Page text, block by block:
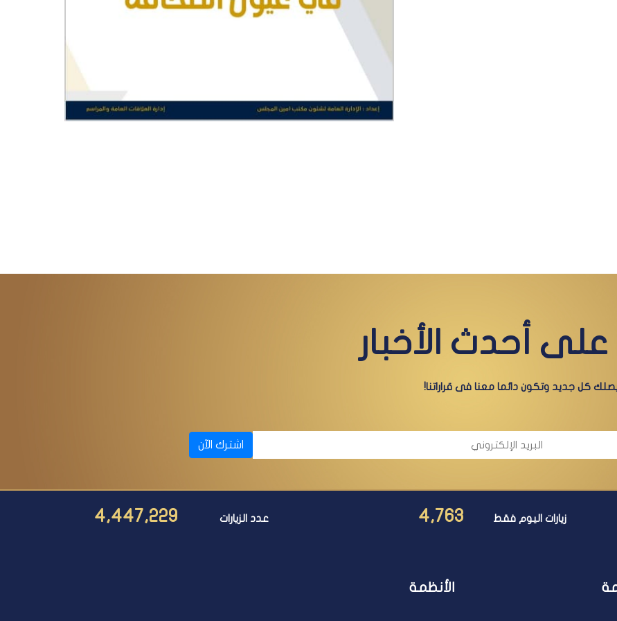
أحدث الأخبار
كل جديد وتكون دائما معنا فى قراراتنا!
اشترك الآن
زيارات اليوم فقط 4,763 عدد الزيارات 4,447,229
الأنظمة